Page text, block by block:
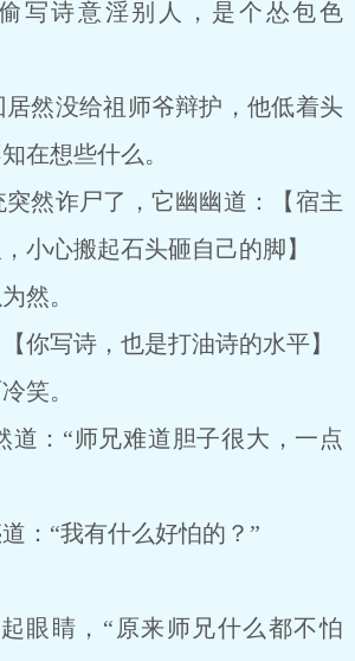
写诗意淫别人，是个怂包色
没给祖师爷辩护，他低着头
在想些什么。
诈尸了，它幽幽道：【宿主
小心搬起石头砸自己的脚】
然。
写诗，也是打油诗的水平】
笑。
：“师兄难道胆子很大，一点
“我有什么好怕的？”
睛，“原来师兄什么都不怕